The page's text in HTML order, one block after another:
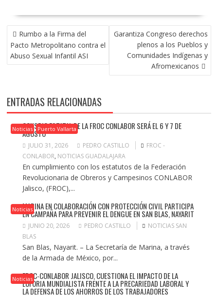
NAVEGACIÓN
DE
ENTRADAS
Rumbo a la Firma del
Pacto Metropolitano contra el
Abuso Sexual Infantil ASI
Garantiza Congreso derechos
plenos a los Pueblos y
Comunidades Indígenas y
Afromexicanos
ENTRADAS RELACIONADAS
Noticias Puerto Vallarta
CONSEJO ESTATAL DE LA FROC CONLABOR SERÁ EL 6 Y 7 DE
AGOSTO
JULIO 31, 2026 PEDRO CASTILLO
FROC -
CONLABOR, NOTICIAS GUADALAJARA
En cumplimiento con los estatutos de la Federación
Revolucionaria de Obreros y Campesinos CONLABOR
Jalisco, (FROC),...
NoticiasMARINA EN COLABORACIÓN CON PROTECCIÓN CIVIL PARTICIPA
EN CAMPAÑA PARA PREVENIR EL DENGUE EN SAN BLAS, NAYARIT
JUNIO 20, 2026 PEDRO CASTILLO
NOTICIAS SAN
BLAS
San Blas, Nayarit. – La Secretaría de Marina, a través
de la Armada de México, por...
NoticiasFROC-CONLABOR JALISCO, CUESTIONA EL IMPACTO DE LA
EUFORIA MUNDIALISTA FRENTE A LA PRECARIEDAD LABORAL Y
LA DEFENSA DE LOS AHORROS DE LOS TRABAJADORES